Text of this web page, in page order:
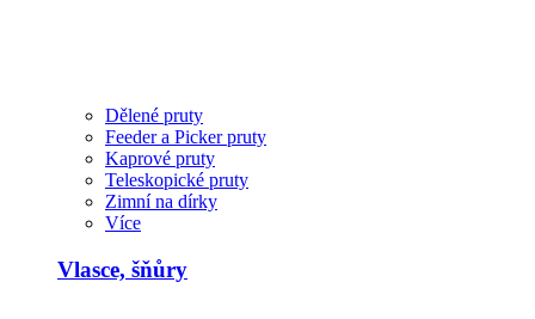
Dělené pruty
Feeder a Picker pruty
Kaprové pruty
Teleskopické pruty
Zimní na dírky
Více
Vlasce, šňůry